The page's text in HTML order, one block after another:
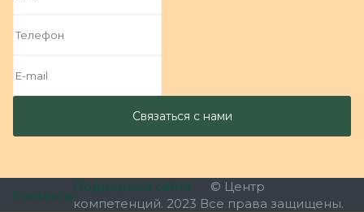
Поддержка сайта
© Центр
компетенций. 2023 Все права защищены.
Контакты